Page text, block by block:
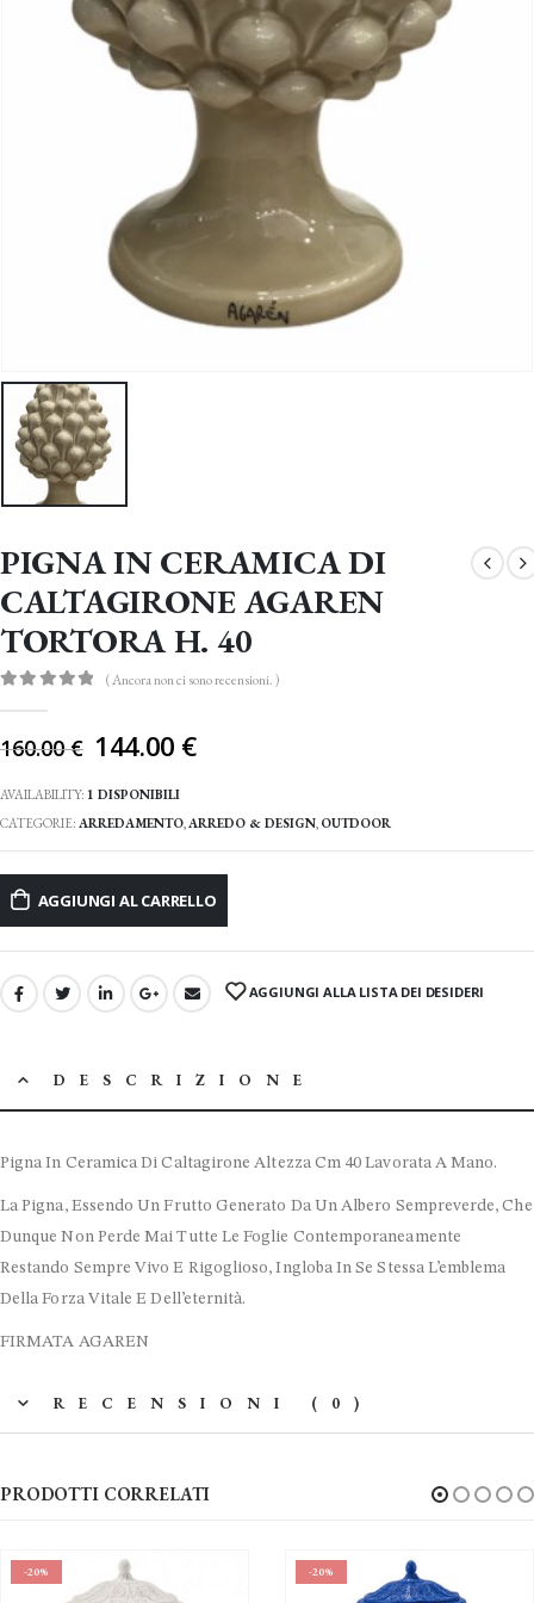
PIGNA IN CERAMICA DI
CALTAGIRONE AGAREN
TORTORA H. 40
( Ancora non ci sono recensioni. )
160.00€ Il
originale
era:
160.00 €.
144.00 €
AVAILABILITY: 1 DISPONIBILI
CATEGORIE: ARREDAMENTO ARREDO & DESIGN OUTDOOR
AGGIUNGI AL CARRELLO
AGGIUNGI ALLA LISTA DEI DESIDERI
DESCRIZIONE
Pigna In Ceramica Di Caltagirone Altezza Cm 40 Lavorata A Mano.
La Pigna, Essendo Un Frutto Generato Da Un Albero Sempreverde, Che
Dunque Non Perde Mai Tutte Le Foglie Contemporaneamente
Restando Sempre Vivo E Rigoglioso, Ingloba In Se Stessa L’emblema
Della Forza Vitale E Dell’eternità.
FIRMATA AGAREN
RECENSIONI (0)
PRODOTTI CORRELATI
-20% -10%